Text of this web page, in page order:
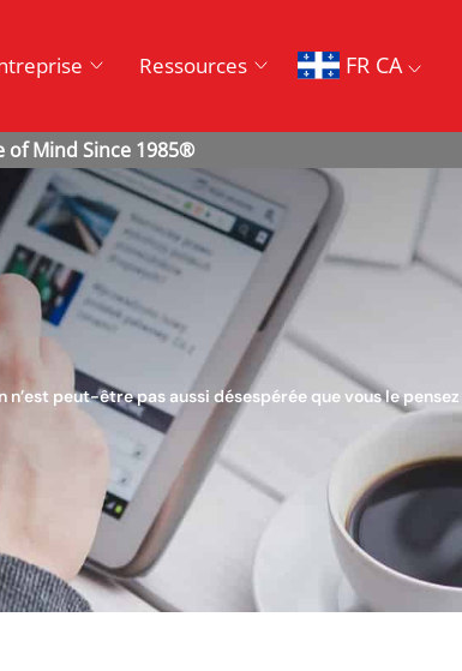
Ressources FR CA
peut-être pas aussi désespérée que vous le pensez